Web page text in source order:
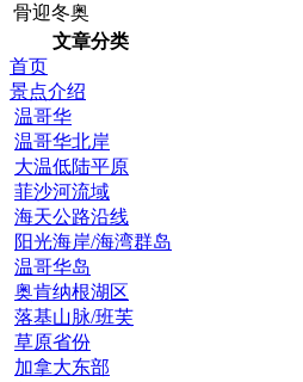
骨迎冬奥
文章分类
首页
景点介绍
温哥华
温哥华北岸
大温低陆平原
菲沙河流域
海天公路沿线
阳光海岸/海湾群岛
温哥华岛
奥肯纳根湖区
落基山脉/班芙
草原省份
加拿大东部